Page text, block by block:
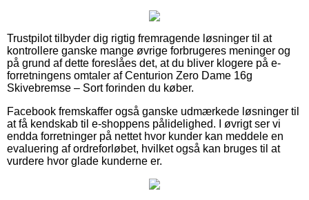
Trustpilot tilbyder dig rigtig fremragende løsninger til at
kontrollere ganske mange øvrige forbrugeres meninger og
på grund af dette foreslåes det, at du bliver klogere på e-
forretningens omtaler af Centurion Zero Dame 16g
Skivebremse – Sort forinden du køber.
Facebook fremskaffer også ganske udmærkede løsninger til
at få kendskab til e-shoppens pålidelighed. I øvrigt ser vi
endda forretninger på nettet hvor kunder kan meddele en
evaluering af ordreforløbet, hvilket også kan bruges til at
vurdere hvor glade kunderne er.